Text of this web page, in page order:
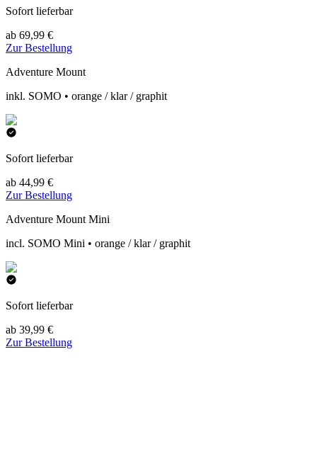
Sofort lieferbar
ab 69,99 €
Zur Bestellung
Adventure Mount
inkl. SOMO • orange / klar / graphit
Sofort lieferbar
ab 44,99 €
Zur Bestellung
Adventure Mount Mini
incl. SOMO Mini • orange / klar / graphit
Sofort lieferbar
ab 39,99 €
Zur Bestellung